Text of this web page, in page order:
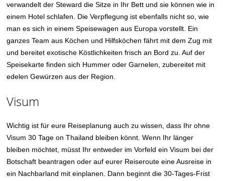
verwandelt der Steward die Sitze in Ihr Bett und sie können wie in
einem Hotel schlafen. Die Verpflegung ist ebenfalls nicht so, wie
man es sich in einem Speisewagen aus Europa vorstellt. Ein
ganzes Team aus Köchen und Hilfsköchen fährt mit dem Zug mit
und bereitet exotische Köstlichkeiten frisch an Bord zu. Auf der
Speisekarte finden sich Hummer oder Garnelen, zubereitet mit
edelen Gewürzen aus der Region.
Visum
Wichtig ist für eure Reiseplanung auch zu wissen, dass Ihr ohne
Visum 30 Tage on Thailand bleiben könnt. Wenn Ihr länger
bleiben möchtet, müsst Ihr entweder im Vorfeld ein Visum bei der
Botschaft beantragen oder auf eurer Reiseroute eine Ausreise in
ein Nachbarland mit einplanen. Dann beginnt die 30-Tages-Frist